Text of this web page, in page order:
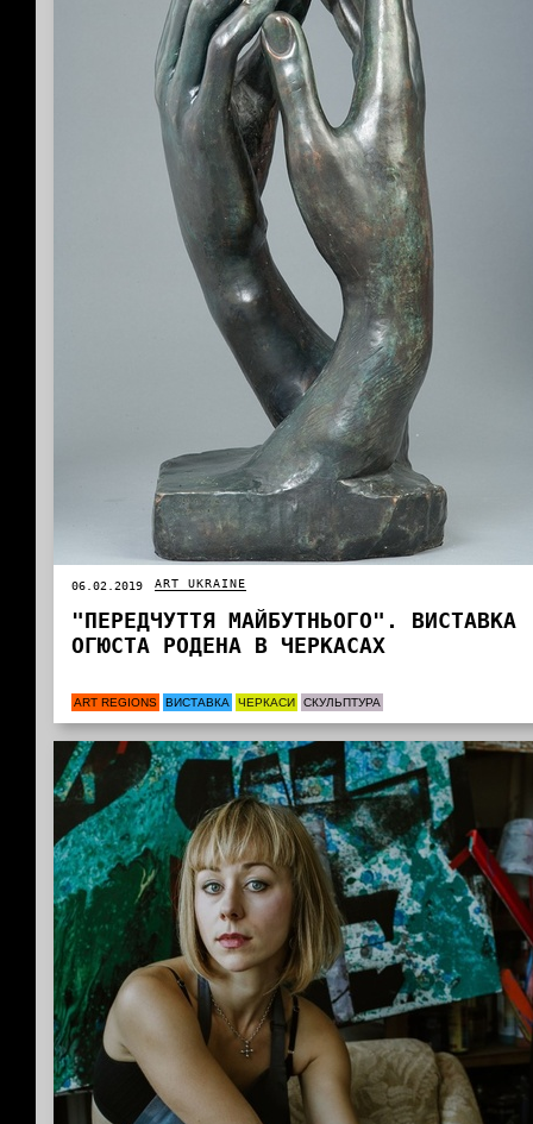
06.02.2019 ART UKRAINE
"ПЕРЕДЧУТТЯ МАЙБУТНЬОГО". ВИСТАВКА
ОГЮСТА РОДЕНА В ЧЕРКАСАХ
ART REGIONS ВИСТАВКА ЧЕРКАСИ СКУЛЬПТУРА